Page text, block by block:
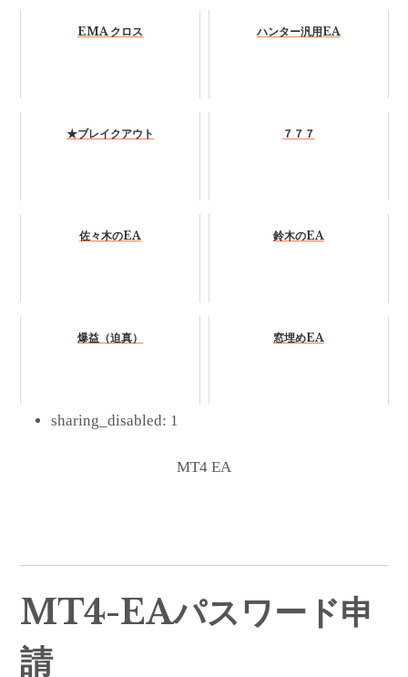
EMA クロス ハンター汎用EA
★ブレイクアウト ７７７
佐々木のEA 鈴木のEA
爆益（迫真） 窓埋めEA
sharing_disabled: 1
MT4 EA
MT4-EAパスワード申
請